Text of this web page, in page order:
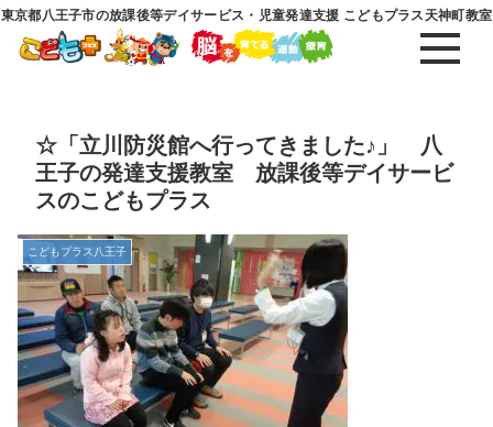
東京都八王子市の放課後等デイサービス・児童発達支援 こどもプラス天神町教室
☆「立川防災館へ行ってきました♪」 八
王子の発達支援教室 放課後等デイサービ
スのこどもプラス
こどもプラス八王子